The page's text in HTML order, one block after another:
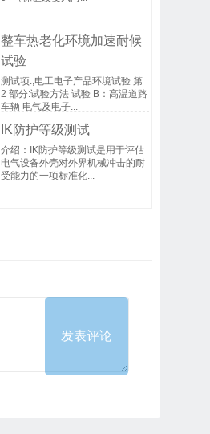
整车热老化环境加速耐候
试验
测试项:;电工电子产品环境试验 第
2 部分:试验方法 试验 B：高温道路
车辆 电气及电子...
IK防护等级测试
介绍：IK防护等级测试是用于评估
电气设备外壳对外界机械冲击的耐
受能力的一项标准化...